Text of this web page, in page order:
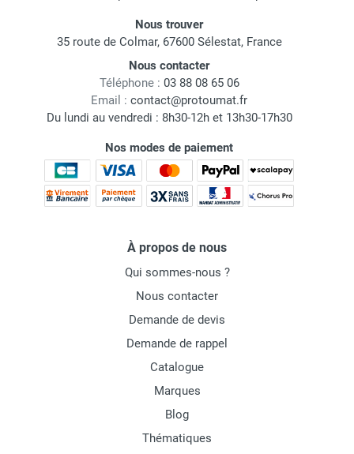
Nous trouver
35 route de Colmar, 67600 Sélestat, France
Nous contacter
Téléphone : 03 88 08 65 06
Email : contact@protoumat.fr
Du lundi au vendredi : 8h30-12h et 13h30-17h30
Nos modes de paiement
À propos de nous
Qui sommes-nous ?
Nous contacter
Demande de devis
Demande de rappel
Catalogue
Marques
Blog
Thématiques